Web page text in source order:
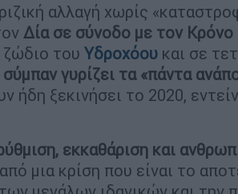
αλλαγή χωρίς
Δία σε σύνοδο με τον Κρόνο
ζώδιο του Υδροχόου και σε
σύμπαν γυρίζει τα «πάντα
ήδη ξεκινήσει το 2020,
εκκαθάριση και
μια κρίση που είναι το